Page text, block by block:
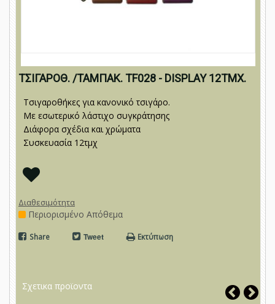
ΤΣΙΓΑΡΟΘ. /ΤΑΜΠΑΚ. TF028 - DISPLAY 12ΤΜΧ.
Τσιγαροθήκες για κανονικό τσιγάρο.
Με εσωτερικό λάστιχο συγκράτησης
Διάφορα σχέδια και χρώματα
Συσκευασία 12τμχ
Διαθεσιμότητα
Περιορισμένο Απόθεμα
Share Tweet Εκτύπωση
Σχετικα προϊοντα